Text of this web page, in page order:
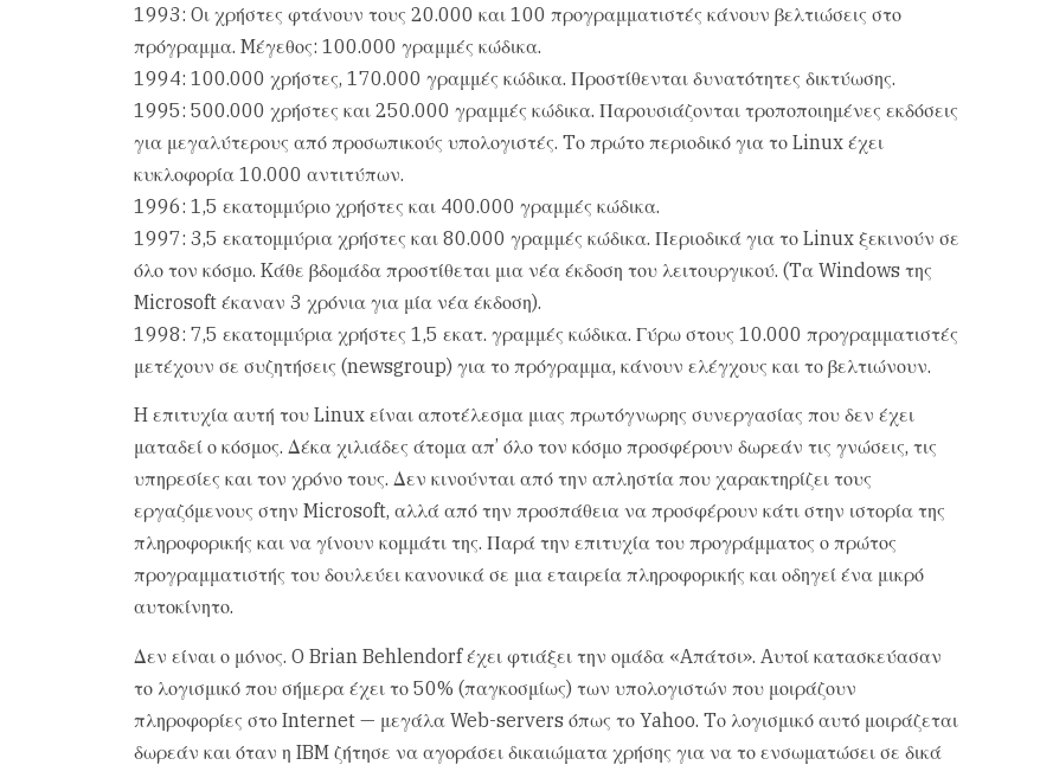
1993: Oι χρήστες φτάνουν τους 20.000 και 100 προγραμματιστές κάνουν βελτιώσεις στο
πρόγραμμα. Mέγεθος: 100.000 γραμμές κώδικα.
1994: 100.000 χρήστες, 170.000 γραμμές κώδικα. Προστίθενται δυνατότητες δικτύωσης.
1995: 500.000 χρήστες και 250.000 γραμμές κώδικα. Παρουσιάζονται τροποποιημένες εκδόσεις
για μεγαλύτερους από προσωπικούς υπολογιστές. Tο πρώτο περιοδικό για το Linux έχει
κυκλοφορία 10.000 αντιτύπων.
1996: 1,5 εκατομμύριο χρήστες και 400.000 γραμμές κώδικα.
1997: 3,5 εκατομμύρια χρήστες και 80.000 γραμμές κώδικα. Περιοδικά για το Linux ξεκινούν σε
όλο τον κόσμο. Kάθε βδομάδα προστίθεται μια νέα έκδοση του λειτουργικού. (Tα Windows της
Microsoft έκαναν 3 χρόνια για μία νέα έκδοση).
1998: 7,5 εκατομμύρια χρήστες 1,5 εκατ. γραμμές κώδικα. Γύρω στους 10.000 προγραμματιστές
μετέχουν σε συζητήσεις (newsgroup) για το πρόγραμμα, κάνουν ελέγχους και το βελτιώνουν.
H επιτυχία αυτή του Linux είναι αποτέλεσμα μιας πρωτόγνωρης συνεργασίας που δεν έχει
ματαδεί ο κόσμος. Δέκα χιλιάδες άτομα απ’ όλο τον κόσμο προσφέρουν δωρεάν τις γνώσεις, τις
υπηρεσίες και τον χρόνο τους. Δεν κινούνται από την απληστία που χαρακτηρίζει τους
εργαζόμενους στην Microsoft, αλλά από την προσπάθεια να προσφέρουν κάτι στην ιστορία της
πληροφορικής και να γίνουν κομμάτι της. Παρά την επιτυχία του προγράμματος ο πρώτος
προγραμματιστής του δουλεύει κανονικά σε μια εταιρεία πληροφορικής και οδηγεί ένα μικρό
αυτοκίνητο.
Δεν είναι ο μόνος. O Brian Behlendorf έχει φτιάξει την ομάδα «Aπάτσι». Aυτοί κατασκεύασαν
το λογισμικό που σήμερα έχει το 50% (παγκοσμίως) των υπολογιστών που μοιράζουν
πληροφορίες στο Internet — μεγάλα Web-servers όπως το Yahoo. Tο λογισμικό αυτό μοιράζεται
δωρεάν και όταν η IBM ζήτησε να αγοράσει δικαιώματα χρήσης για να το ενσωματώσει σε δικά